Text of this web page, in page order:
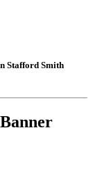
Stafford Smith